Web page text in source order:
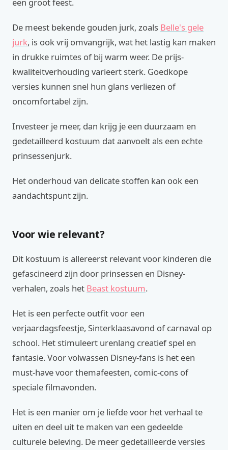
De meest bekende gouden jurk, zoals Belle's gele
jurk, is ook vrij omvangrijk, wat het lastig kan maken
in drukke ruimtes of bij warm weer. De prijs-
kwaliteitverhouding varieert sterk. Goedkope
versies kunnen snel hun glans verliezen of
oncomfortabel zijn.
Investeer je meer, dan krijg je een duurzaam en
gedetailleerd kostuum dat aanvoelt als een echte
prinsessenjurk.
Het onderhoud van delicate stoffen kan ook een
aandachtspunt zijn.
Voor wie relevant?
Dit kostuum is allereerst relevant voor kinderen die
gefascineerd zijn door prinsessen en Disney-
verhalen, zoals het Beast kostuum.
Het is een perfecte outfit voor een
verjaardagsfeestje, Sinterklaasavond of carnaval op
school. Het stimuleert urenlang creatief spel en
fantasie. Voor volwassen Disney-fans is het een
must-have voor themafeesten, comic-cons of
speciale filmavonden.
Het is een manier om je liefde voor het verhaal te
uiten en deel uit te maken van een gedeelde
culturele beleving. De meer gedetailleerde versies